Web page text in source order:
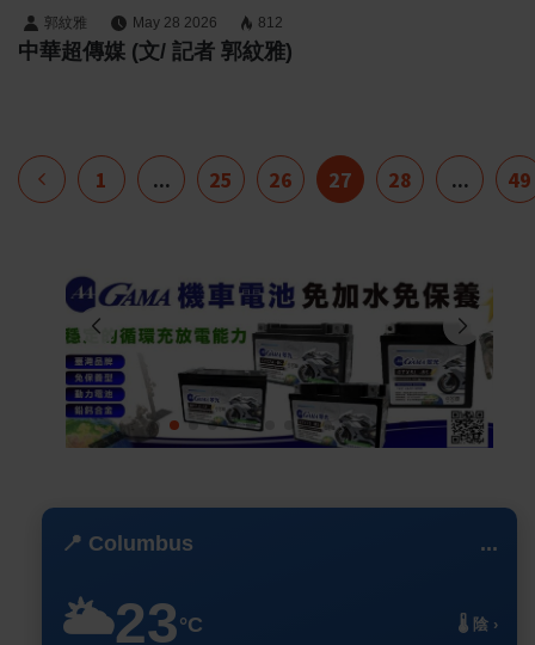
創業 打造臺灣新創生態系
郭紋雅 May 28 2026 812
中華超傳媒 (文/ 記者 郭紋雅)
1 ... 25 26 27 28 ... 49
📍 Columbus ...
🌥️23°C 🌡️ 陰 ›